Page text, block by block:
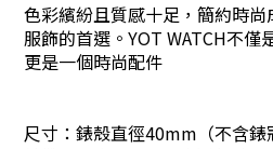
色彩繽紛且質感十足，簡約時
服飾的首選。YOT WATCH不僅
更是一個時尚配件
尺寸：錶殼直徑40mm（不含錶